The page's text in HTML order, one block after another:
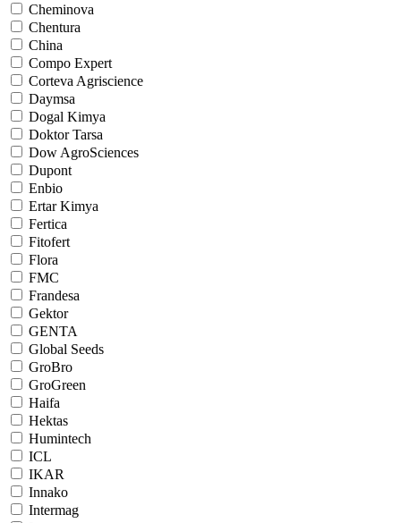
Cheminova
Chentura
China
Compo Expert
Corteva Agriscience
Daymsa
Dogal Kimya
Doktor Tarsa
Dow AgroSciences
Dupont
Enbio
Ertar Kimya
Fertica
Fitofert
Flora
FMC
Frandesa
Gektor
GENTA
Global Seeds
GroBro
GroGreen
Haifa
Hektas
Humintech
ICL
IKAR
Innako
Intermag